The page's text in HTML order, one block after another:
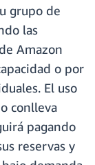
grupo de
las
Amazon
o por
El uso
conlleva
pagando
reservas y